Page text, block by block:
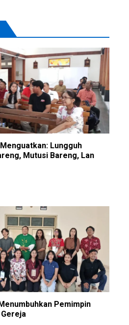
Lungguh
Mutusi Bareng, Lan
Pemimpin